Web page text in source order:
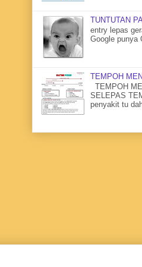
TUNTUTAN
entry lepas
Google punya
TEMPOH
TEMPOH
SELEPAS
penyakit tu